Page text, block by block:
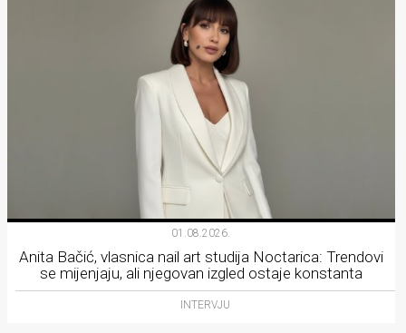
01.08.2026.
Anita Bačić, vlasnica nail art studija Noctarica: Trendovi
se mijenjaju, ali njegovan izgled ostaje konstanta
INTERVJU